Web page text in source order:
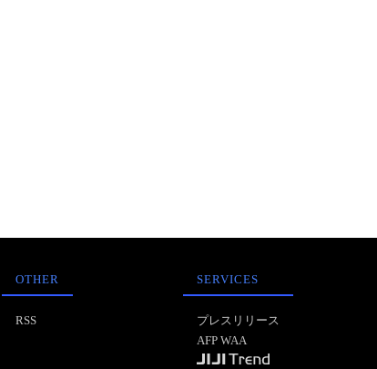
OTHER
RSS
SERVICES
プレスリリース
AFP WAA